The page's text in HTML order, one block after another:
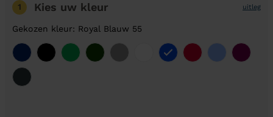
1 Kies uw kleur uitleg
Gekozen kleur: Royal Blauw 55